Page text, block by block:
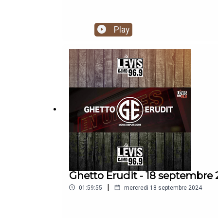
Play
Ghetto Erudit - 18 septembre
01:59:55 | mercredi 18 septembre 2024